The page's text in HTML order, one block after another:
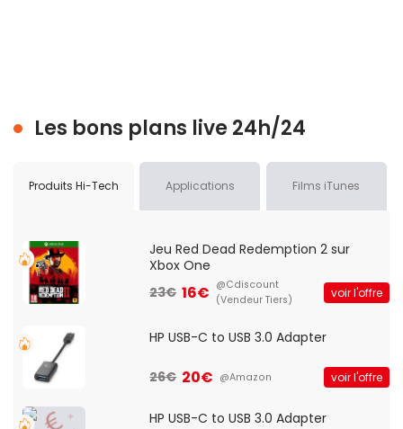
Les bons plans live 24h/24
Produits Hi-Tech Applications Films iTunes
Jeu Red Dead Redemption 2 sur
Xbox One
23€ 16€ @Cdiscount
(Vendeur Tiers)
voir l'offre
HP USB-C to USB 3.0 Adapter
26€ 20€ @Amazon voir l'offre
HP USB-C to USB 3.0 Adapter